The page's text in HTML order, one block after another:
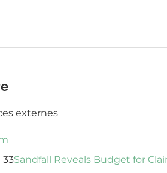
externes
33Sandfall Reveals Budget for